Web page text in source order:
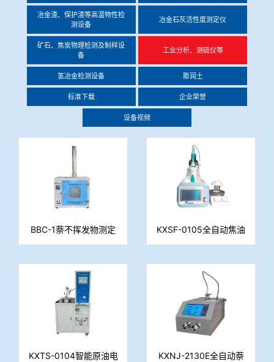
工业分析、测硫仪等
冶金渣、保护渣等高温物性检
测设备
冶金石灰活性度测定仪
矿石、焦炭物理检测及制样设
备
工业分析、测硫仪等
氢冶金检测设备 膨润土
标准下载 企业荣誉
设备视频
BBC-1萘不挥发物测定
仪
KXSF-0105全自动焦油
水份测定仪(容量法)
KXTS-0104智能原油电
KXNJ-2130E全自动萘